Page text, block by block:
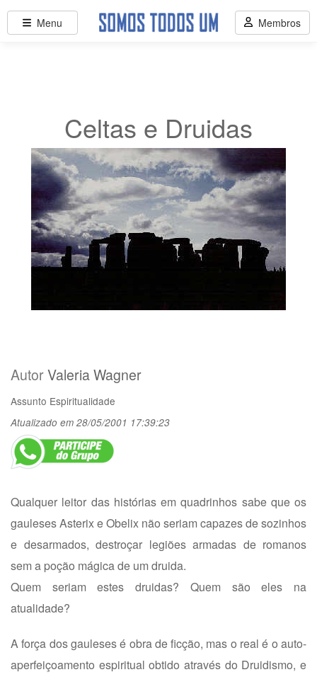
Celtas e Druidas
AutorValeria Wagner
Assunto Espiritualidade
Atualizado em 28/05/2001 17:39:23
Qualquer leitor das histórias em quadrinhos sabe que os
gauleses Asterix e Obelix não seriam capazes de sozinhos
e desarmados, destroçar legiões armadas de romanos
sem a poção mágica de um druida.
Quem seriam estes druidas? Quem são eles na
atualidade?
A força dos gauleses é obra de ficção, mas o real é o auto-
aperfeiçoamento espiritual obtido através do Druidismo, e
Menu Membros